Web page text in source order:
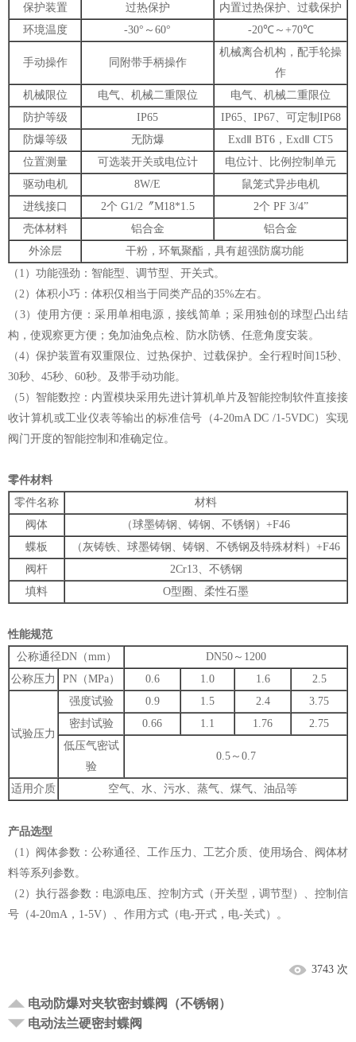
保护装置 过热保护
内置过热保护、过载保护
环境温度
-30°～60° -20℃～+70℃
手动操作 同附带手柄操作
机械离合机构，配手轮操
作
机械限位
电气、机械二重限位
电气、机械二重限位
防护等级
IP65
IP65、IP67、可定制IP68
防爆等级
无防爆
ExdⅡ BT6，ExdⅡ CT5
位置测量
可选装开关或电位计
电位计、比例控制单元
驱动电机
8W/E
鼠笼式异步电机
进线接口
2个 G1/2〞M18*1.5
2个 PF 3/4”
壳体材料
铝合金
铝合金
外涂层
干粉，环氧聚酯，具有超强防腐功能
（1）功能强劲：智能型、调节型、开关式。
（2）体积小巧：体积仅相当于同类产品的35%左右。
（3）使用方便：采用单相电源，接线简单；采用独创的球型凸出结
构，使观察更方便；免加油免点检、防水防锈、任意角度安装。
（4）保护装置有双重限位、过热保护、过载保护。全行程时间15秒、
30秒、45秒、60秒。及带手动功能。
（5）智能数控：内置模块采用先进计算机单片及智能控制软件直接接
收计算机或工业仪表等输出的标准信号（4-20mA DC /1-5VDC）实现
阀门开度的智能控制和准确定位。
零件材料
零件名称
材料
阀体
（球墨铸钢、铸钢、不锈钢）+F46
蝶板
（灰铸铁、球墨铸钢、铸钢、不锈钢及特殊材料）+F46
阀杆
2Cr13、不锈钢
填料
O型圈、柔性石墨
性能规范
公称通径DN（mm）
DN50～1200
公称压力
PN（MPa） 0.6 1.0 1.6 2.5
试验压力
强度试验 0.9 1.5 2.4
3.75
密封试验
0.66 1.1 1.76
2.75
低压气密试
验
0.5～0.7
适用介质 空气、水、污水、蒸气、煤气、油品等
产品选型
（1）阀体参数：公称通径、工作压力、工艺介质、使用场合、阀体材
料等系列参数。
（2）执行器参数：电源电压、控制方式（开关型，调节型）、控制信
号（4-20mA，1-5V）、作用方式（电-开式，电-关式）。
3743 次
电动防爆对夹软密封蝶阀（不锈钢）
电动法兰硬密封蝶阀